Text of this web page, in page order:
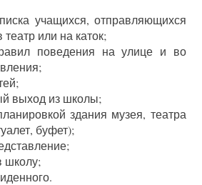
учащихся, отправляющихся
театр или на каток;
поведения на улице и во
выход из школы;
здания музея, театра
буфет);
школу;